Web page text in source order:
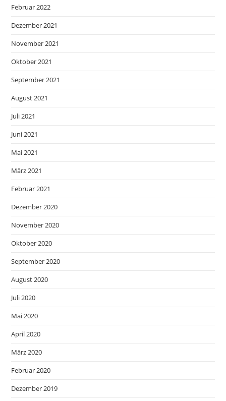
Februar 2022
Dezember 2021
November 2021
Oktober 2021
September 2021
August 2021
Juli 2021
Juni 2021
Mai 2021
März 2021
Februar 2021
Dezember 2020
November 2020
Oktober 2020
September 2020
August 2020
Juli 2020
Mai 2020
April 2020
März 2020
Februar 2020
Dezember 2019